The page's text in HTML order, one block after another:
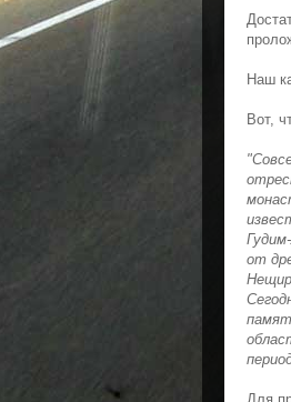
Наш
Вот,
от